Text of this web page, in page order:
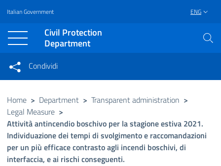
Vai al contenuto principale
Raggiungi il piè di pagina
Italian Government ENG
Civil Protection
Department
Condividi su Facebook
Condividi su Twitter
Condividi
Condividi sui social network
Home > Department > Transparent administration >
Legal Measure >
Attività antincendio boschivo per la stagione estiva 2021.
Individuazione dei tempi di svolgimento e raccomandazioni
per un più efficace contrasto agli incendi boschivi, di
interfaccia, e ai rischi conseguenti.